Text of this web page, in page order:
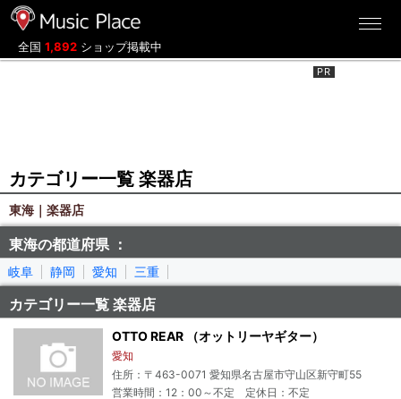
全国 1,892 ショップ掲載中
カテゴリー一覧 楽器店
東海｜楽器店
東海の都道府県 ：
岐阜 静岡 愛知 三重
カテゴリー一覧 楽器店
OTTO REAR （オットリーヤギター）
愛知
住所：〒463-0071 愛知県名古屋市守山区新守町55
営業時間：12：00～不定 定休日：不定